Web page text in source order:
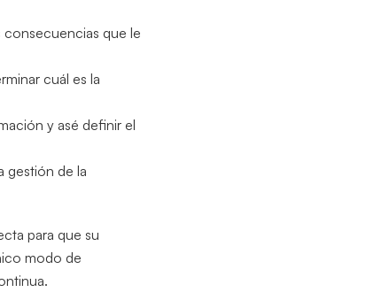
que le
cuál es la
y asé definir el
gestión de la
para que su
modo de